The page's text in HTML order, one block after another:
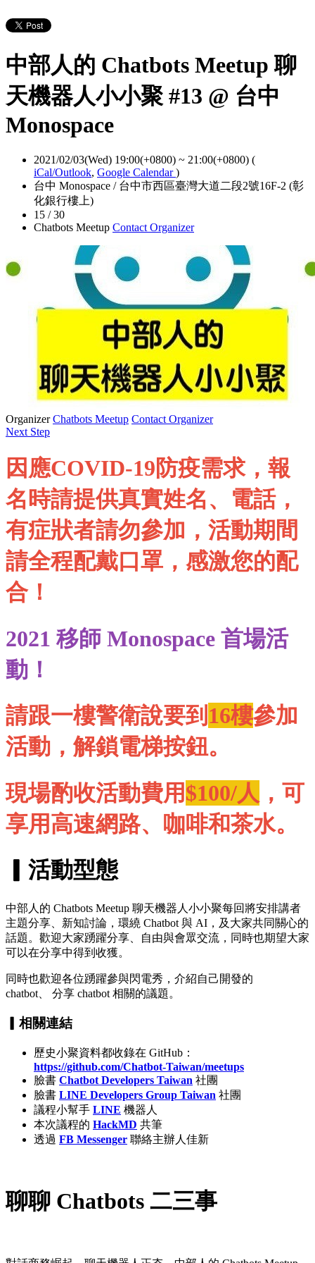
中部人的 Chatbots Meetup 聊
天機器人小小聚 #13 @ 台中
Monospace
2021/02/03(Wed) 19:00(+0800) ~ 21:00(+0800) (
iCal/Outlook, Google Calendar)
台中 Monospace / 台中市西區臺灣大道二段2號16F-2 (彰
化銀行樓上)
15 / 30
Chatbots Meetup Contact Organizer
OrganizerChatbots Meetup Contact Organizer
Next Step
因應COVID-19防疫需求，報
名時請提供真實姓名、電話，
有症狀者請勿參加，活動期間
請全程配戴口罩，感激您的配
合！
2021 移師 Monospace 首場活
動！
請跟一樓警衛說要到 16樓參加
活動，解鎖電梯按鈕。
現場酌收活動費用$100/人 ，可
享用高速網路、咖啡和茶水。
▎活動型態
中部人的 Chatbots Meetup 聊天機器人小小聚每回將安排講者
主題分享、新知討論，環繞 Chatbot 與 AI，及大家共同關心的
話題。歡迎大家踴躍分享、自由與會眾交流，同時也期望大家
可以在分享中得到收獲。
同時也歡迎各位踴躍參與閃電秀，介紹自己開發的
chatbot、 分享 chatbot 相關的議題。
▎相關連結
歷史小聚資料都收錄在 GitHub：
https://github.com/Chatbot-Taiwan/meetups
臉書 Chatbot Developers Taiwan 社團
臉書 LINE Developers Group Taiwan 社團
議程小幫手 LINE 機器人
本次議程的 HackMD 共筆
透過 FB Messenger 聯絡主辦人佳新
聊聊 Chatbots 二三事